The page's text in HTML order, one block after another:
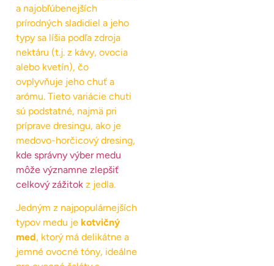
a najobľúbenejších
prírodných sladidiel a jeho
typy sa líšia podľa zdroja
nektáru (t.j. z kávy, ovocia
alebo kvetín), čo
ovplyvňuje jeho chuť a
arómu. Tieto variácie chuti
sú podstatné, najmä pri
príprave dresingu, ako je
medovo-horčicový dresing,
kde správny výber medu
môže významne zlepšiť
celkový zážitok z jedla.
Jedným z najpopulárnejších
typov medu je kotvičný
med, ktorý má delikátne a
jemné ovocné tóny, ideálne